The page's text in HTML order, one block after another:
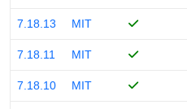
7.18.13 MIT
7.18.11 MIT
7.18.10 MIT